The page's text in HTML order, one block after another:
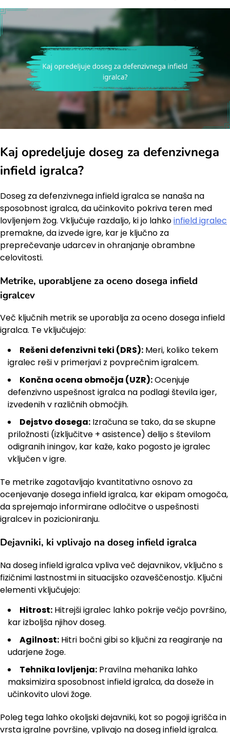
Kaj opredeljuje doseg za defenzivnega
infield igralca?
Doseg za defenzivnega infield igralca se nanaša na
sposobnost igralca, da učinkovito pokriva teren med
lovljenjem žog. Vključuje razdaljo, ki jo lahkoinfield igralec
premakne, da izvede igre, kar je ključno za
preprečevanje udarcev in ohranjanje obrambne
celovitosti.
Metrike, uporabljene za oceno dosega infield
igralcev
Več ključnih metrik se uporablja za oceno dosega infield
igralca. Te vključujejo:
Rešeni defenzivni teki (DRS): Meri, koliko tekem
igralec reši v primerjavi z povprečnim igralcem.
Končna ocena območja (UZR):Ocenjuje
defenzivno uspešnost igralca na podlagi števila iger,
izvedenih v različnih območjih.
Dejstvo dosega: Izračuna se tako, da se skupne
priložnosti (izključitve + asistence) delijo s številom
odigranih iningov, kar kaže, kako pogosto je igralec
vključen v igre.
Te metrike zagotavljajo kvantitativno osnovo za
ocenjevanje dosega infield igralca, kar ekipam omogoča,
da sprejemajo informirane odločitve o uspešnosti
igralcev in pozicioniranju.
Dejavniki, ki vplivajo na doseg infield igralca
Na doseg infield igralca vpliva več dejavnikov, vključno s
fizičnimi lastnostmi in situacijsko ozaveščenostjo. Ključni
elementi vključujejo:
Hitrost: Hitrejši igralec lahko pokrije večjo površino,
kar izboljša njihov doseg.
Agilnost: Hitri bočni gibi so ključni za reagiranje na
udarjene žoge.
Tehnika lovljenja: Pravilna mehanika lahko
maksimizira sposobnost infield igralca, da doseže in
učinkovito ulovi žoge.
Poleg tega lahko okoljski dejavniki, kot so pogoji igrišča in
vrsta igralne površine, vplivajo na doseg infield igralca.